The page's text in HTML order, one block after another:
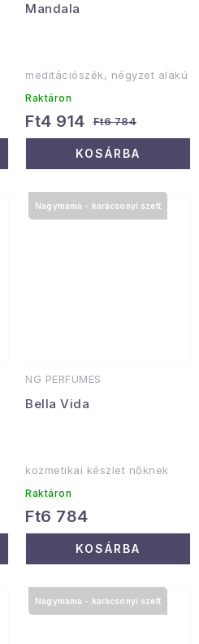
Mandala
meditációszék, négyzet alakú
Raktáron
Ft4 914 Ft6 784
KOSÁRBA
NG PERFUMES
Bella Vida
Nagymama - karácsonyi szett
kozmetikai készlet nőknek
Raktáron
Ft6 784
KOSÁRBA
Nagymama - karácsonyi szett